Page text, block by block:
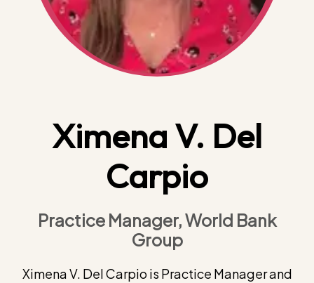
Ximena V. Del
Carpio
Practice Manager, World Bank
Group
Ximena V. Del Carpio is Practice Manager and